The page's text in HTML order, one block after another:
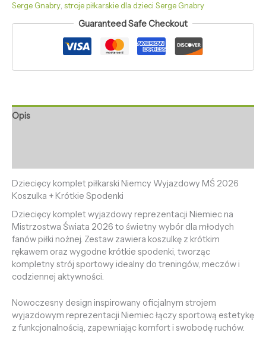
Serge Gnabry, stroje piłkarskie dla dzieci Serge Gnabry
Guaranteed Safe Checkout
Opis
Dziecięcy komplet piłkarski Niemcy Wyjazdowy MŚ 2026
Koszulka + Krótkie Spodenki
Dziecięcy komplet wyjazdowy reprezentacji Niemiec na
Mistrzostwa Świata 2026 to świetny wybór dla młodych
fanów piłki nożnej. Zestaw zawiera koszulkę z krótkim
rękawem oraz wygodne krótkie spodenki, tworząc
kompletny strój sportowy idealny do treningów, meczów i
codziennej aktywności.
Nowoczesny design inspirowany oficjalnym strojem
wyjazdowym reprezentacji Niemiec łączy sportową estetykę
z funkcjonalnością, zapewniając komfort i swobodę ruchów.